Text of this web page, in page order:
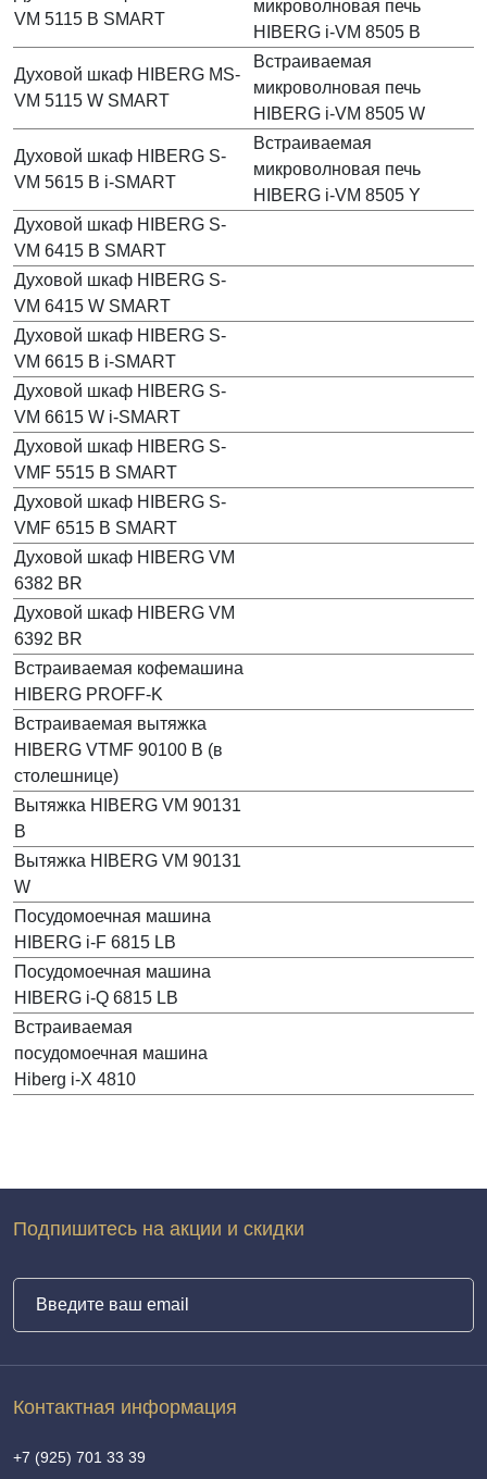
VM 5115 B SMART
микроволновая печь
HIBERG i-VM 8505 B
Духовой шкаф HIBERG MS-
VM 5115 W SMART
Встраиваемая
микроволновая печь
HIBERG i-VM 8505 W
Духовой шкаф HIBERG S-
VM 5615 B i-SMART
Встраиваемая
микроволновая печь
HIBERG i-VM 8505 Y
Духовой шкаф HIBERG S-
VM 6415 B SMART
Духовой шкаф HIBERG S-
VM 6415 W SMART
Духовой шкаф HIBERG S-
VM 6615 B i-SMART
Духовой шкаф HIBERG S-
VM 6615 W i-SMART
Духовой шкаф HIBERG S-
VMF 5515 B SMART
Духовой шкаф HIBERG S-
VMF 6515 B SMART
Духовой шкаф HIBERG VM
6382 BR
Духовой шкаф HIBERG VM
6392 BR
Встраиваемая кофемашина
HIBERG PROFF-K
Встраиваемая вытяжка
HIBERG VTMF 90100 B (в
столешнице)
Вытяжка HIBERG VM 90131
B
Вытяжка HIBERG VM 90131
W
Посудомоечная машина
HIBERG i-F 6815 LB
Посудомоечная машина
HIBERG i-Q 6815 LB
Встраиваемая
посудомоечная машина
Hiberg i-X 4810
Контактная информация
+7 (925) 701 33 39
Подпишитесь на акции и скидки